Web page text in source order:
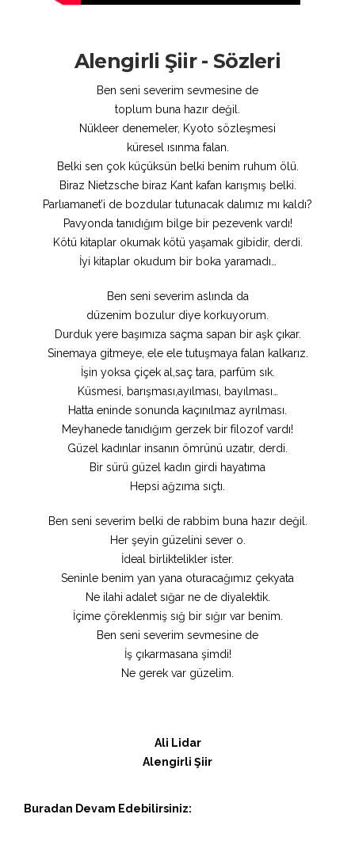
Alengirli Şiir - Sözleri
Ben seni severim sevmesine de
toplum buna hazır değil.
Nükleer denemeler, Kyoto sözleşmesi
küresel ısınma falan.
Belki sen çok küçüksün belki benim ruhum ölü.
Biraz Nietzsche biraz Kant kafan karışmış belki.
Parlıamanet’i de bozdular tutunacak dalımız mı kaldı?
Pavyonda tanıdığım bilge bir pezevenk vardı!
Kötü kitaplar okumak kötü yaşamak gibidir, derdi.
İyi kitaplar okudum bir boka yaramadı…
Ben seni severim aslında da
düzenim bozulur diye korkuyorum.
Durduk yere başımıza saçma sapan bir aşk çıkar.
Sinemaya gitmeye, ele ele tutuşmaya falan kalkarız.
İşin yoksa çiçek al,saç tara, parfüm sık.
Küsmesi, barışması,ayılması, bayılması…
Hatta eninde sonunda kaçınılmaz ayrılması.
Meyhanede tanıdığım gerzek bir filozof vardı!
Güzel kadınlar insanın ömrünü uzatır, derdi.
Bir sürü güzel kadın girdi hayatıma
Hepsi ağzıma sıçtı.
Ben seni severim belki de rabbim buna hazır değil.
Her şeyin güzelini sever o.
İdeal birliktelikler ister.
Seninle benim yan yana oturacağımız çekyata
Ne ilahi adalet sığar ne de diyalektik.
İçime çöreklenmiş sığ bir sığır var benim.
Ben seni severim sevmesine de
İş çıkarmasana şimdi!
Ne gerek var güzelim.
Ali Lidar
Alengirli Şiir
Buradan Devam Edebilirsiniz: